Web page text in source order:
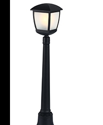
תאורת פנים
תאורת רחובות
בלוג
גלריות